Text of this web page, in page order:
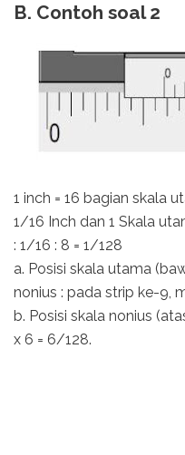
B. Contoh soal 2
1 inch = 16 bagian skala
1/16 Inch dan 1 Skala
: 1/16 : 8 = 1/128
a. Posisi skala utama
nonius : pada strip ke-9,
b. Posisi skala nonius
x 6 = 6/128.